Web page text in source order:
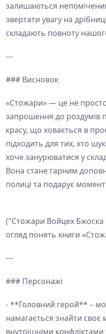
залишаються
звертати увагу на
складають повноту
---
### Висновок
«Стожари» — це не просто
запрошення до роздумів
красу, що ховається в
підходить для тих, хто
хоче занурюватися у
Вона стане гарним
полиці та подарує
("Стожари Войцех
огляд понять книги
---
### Персонажі
- **Головний герой** –
намагається знайти своє
внутрішніми